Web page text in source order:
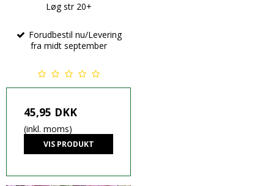
Løg str 20+
Forudbestil nu/Levering
fra midt september
45,95 DKK
(inkl. moms)
VIS PRODUKT